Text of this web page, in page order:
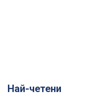
Най-четени